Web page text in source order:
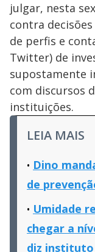
julgar, nesta
contra
de perfis e
Twitter) de
supostamente
com discursos
instituições.
LEIA MAIS
Dino
de
Umidade
chegar a
diz instituto